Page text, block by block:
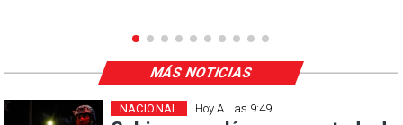
Hoy A Las 9:49
NACIONAL
MÁS NOTICIAS